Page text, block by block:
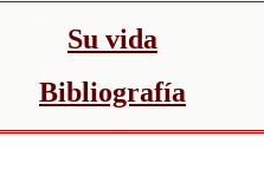
Su vida
Bibliografía